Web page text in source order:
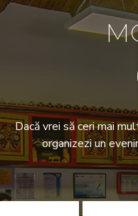
Dacă vrei să ceri mai
organizezi un